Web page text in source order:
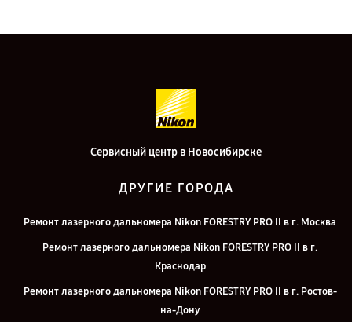
Сервисный центр в Новосибирске
ДРУГИЕ ГОРОДА
Ремонт лазерного дальномера Nikon FORESTRY PRO II в г. Москва
Ремонт лазерного дальномера Nikon FORESTRY PRO II в г.
Краснодар
Ремонт лазерного дальномера Nikon FORESTRY PRO II в г. Ростов-
на-Дону